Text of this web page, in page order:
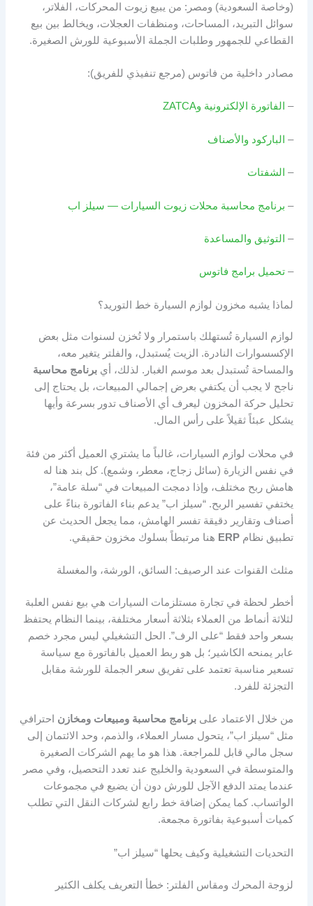
(وخاصة السعودية) ومصر: من يبيع زيوت المحركات، الفلاتر،
سوائل التبريد، المساحات، ومنظفات العجلات، ويخالط بين بيع
القطاعي للجمهور وطلبات الجملة الأسبوعية للورش الصغيرة.
مصادر داخلية من فاتوس (مرجع تنفيذي للفريق):
– الفاتورة الإلكترونية وZATCA
– الباركود والأصناف
– الشفتات
– برنامج محاسبة محلات زيوت السيارات — سيلز اب
– التوثيق والمساعدة
– تحميل برامج فاتوس
لماذا يشبه مخزون لوازم السيارة خط التوريد؟
لوازم السيارة تُستهلك باستمرار ولا تُخزن لسنوات مثل بعض
الإكسسوارات النادرة. الزيت يُستبدل، والفلتر يتغير معه،
والمساحة تُستبدل بعد موسم الغبار. لذلك، أي برنامج محاسبة
ناجح لا يجب أن يكتفي بعرض إجمالي المبيعات، بل يحتاج إلى
تحليل حركة المخزون ليعرف أي الأصناف تدور بسرعة وأيها
يشكل عبئاً ثقيلاً على رأس المال.
في محلات لوازم السيارات، غالباً ما يشتري العميل أكثر من فئة
في نفس الزيارة (سائل زجاج، معطر، وشمع). كل بند هنا له
هامش ربح مختلف، وإذا دمجت المبيعات في “سلة عامة”،
يختفي تفسير الربح. “سيلز اب” يدعم بناء الفاتورة بناءً على
أصناف وتقارير دقيقة تفسر الهامش، مما يجعل الحديث عن
تطبيق نظام ERP هنا مرتبطاً بسلوك مخزون حقيقي.
مثلث القنوات عند الرصيف: السائق، الورشة، والمغسلة
أخطر لحظة في تجارة مستلزمات السيارات هي بيع نفس العلبة
لثلاثة أنماط من العملاء بثلاثة أسعار مختلفة، بينما النظام يحتفظ
بسعر واحد فقط “على الرف”. الحل التشغيلي ليس مجرد خصم
عابر يمنحه الكاشير؛ بل هو ربط العميل بالفاتورة مع سياسة
تسعير مناسبة تعتمد على تفريق سعر الجملة للورشة مقابل
التجزئة للفرد.
من خلال الاعتماد على برنامج محاسبة ومبيعات ومخازن احترافي
مثل “سيلز اب”، يتحول مسار العملاء، والذمم، وحد الائتمان إلى
سجل مالي قابل للمراجعة. هذا هو ما يهم الشركات الصغيرة
والمتوسطة في السعودية والخليج عند تعدد التحصيل، وفي مصر
عندما يمتد الدفع الآجل للورش دون أن يضيع في مجموعات
الواتساب. كما يمكن إضافة خط رابع لشركات النقل التي تطلب
كميات أسبوعية بفاتورة مجمعة.
التحديات التشغيلية وكيف يحلها “سيلز اب”
لزوجة المحرك ومقاس الفلتر: خطأ التعريف يكلف الكثير